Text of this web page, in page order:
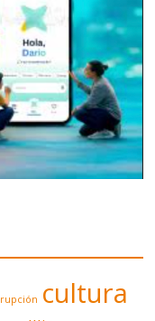
cultura